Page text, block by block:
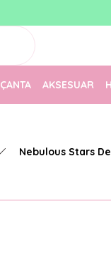
ÇANTA AKSESUAR
Nebulous Stars